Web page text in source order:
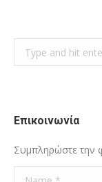
Search:
Επικοινωνία
Συμπληρώστε την
Name *